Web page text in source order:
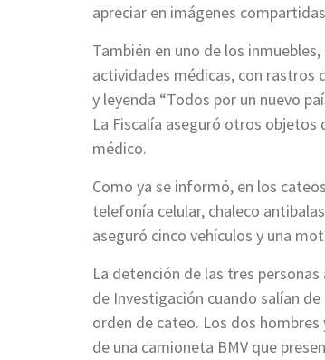
apreciar en imágenes
También en uno de los
actividades médicas, con rastros
y leyenda “Todos por un nuevo
La Fiscalía aseguró otros
médico.
Como ya se informó, en los
telefonía celular, chaleco
aseguró cinco vehículos y una
La detención de las tres
de Investigación cuando salían
orden de cateo. Los dos
de una camioneta BMV que